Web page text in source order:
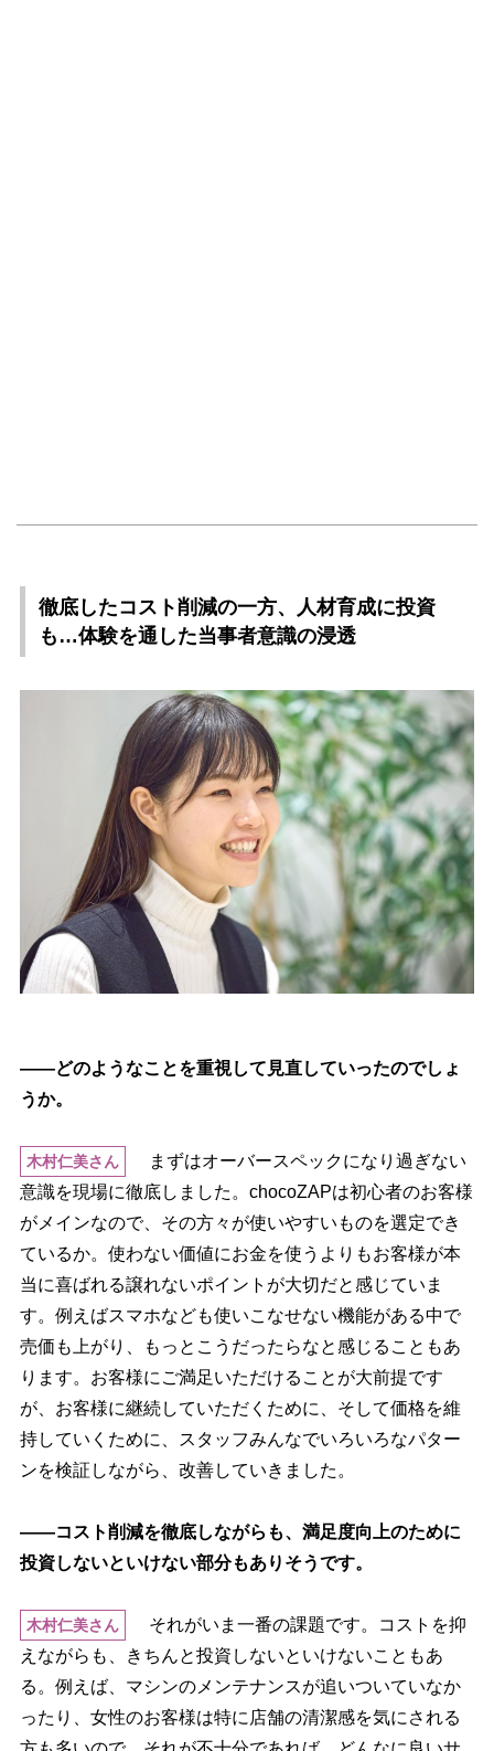
徹底したコスト削減の一方、人材育成に投資
も…体験を通した当事者意識の浸透
――どのようなことを重視して見直していったのでしょ
うか。
木村仁美さん
まずはオーバースペックになり過ぎない
意識を現場に徹底しました。chocoZAPは初心者のお客様
がメインなので、その方々が使いやすいものを選定でき
ているか。使わない価値にお金を使うよりもお客様が本
当に喜ばれる譲れないポイントが大切だと感じていま
す。例えばスマホなども使いこなせない機能がある中で
売価も上がり、もっとこうだったらなと感じることもあ
ります。お客様にご満足いただけることが大前提です
が、お客様に継続していただくために、そして価格を維
持していくために、スタッフみんなでいろいろなパター
ンを検証しながら、改善していきました。
――コスト削減を徹底しながらも、満足度向上のために
投資しないといけない部分もありそうです。
木村仁美さん
それがいま一番の課題です。コストを抑
えながらも、きちんと投資しないといけないこともあ
る。例えば、マシンのメンテナンスが追いついていなか
ったり、女性のお客様は特に店舗の清潔感を気にされる